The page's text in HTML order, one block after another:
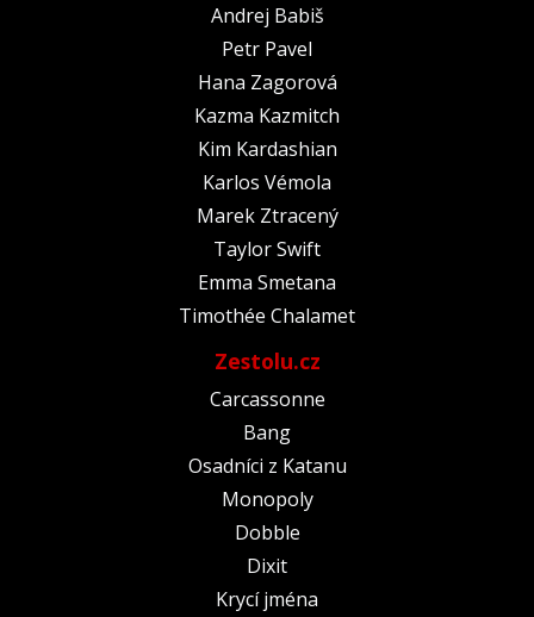
Andrej Babiš
Petr Pavel
Hana Zagorová
Kazma Kazmitch
Kim Kardashian
Karlos Vémola
Marek Ztracený
Taylor Swift
Emma Smetana
Timothée Chalamet
Zestolu.cz
Carcassonne
Bang
Osadníci z Katanu
Monopoly
Dobble
Dixit
Krycí jména